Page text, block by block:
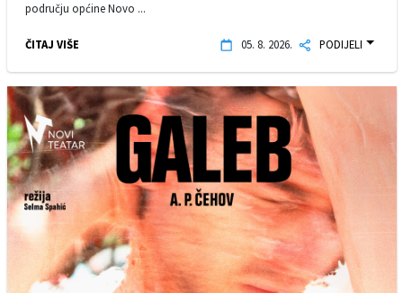
području općine Novo ...
ČITAJ VIŠE 05. 8. 2026. PODIJELI